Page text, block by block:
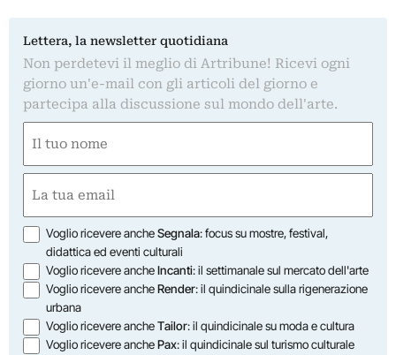
Lettera, la newsletter quotidiana
Non perdetevi il meglio di Artribune! Ricevi ogni
giorno un'e-mail con gli articoli del giorno e
partecipa alla discussione sul mondo dell'arte.
(Required)
First
(Required)
Opzioni
Voglio ricevere ancheSegnala: focus su mostre, festival,
didattica ed eventi culturali
Voglio ricevere ancheIncanti: il settimanale sul mercato dell'arte
Voglio ricevere ancheRender: il quindicinale sulla rigenerazione
urbana
Voglio ricevere ancheTailor: il quindicinale su moda e cultura
Voglio ricevere anchePax: il quindicinale sul turismo culturale